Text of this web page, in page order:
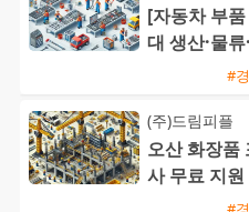
[자동차 부
대 생산·물
#
(주)드림피플
오산 화장품
사 무료 지